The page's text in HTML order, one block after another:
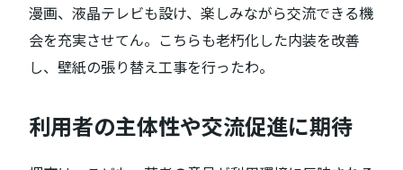
漫画、液晶テレビも設け、楽しみながら交流できる機
会を充実させてん。こちらも老朽化した内装を改善
し、壁紙の張り替え工事を行ったわ。
利用者の主体性や交流促進に期待